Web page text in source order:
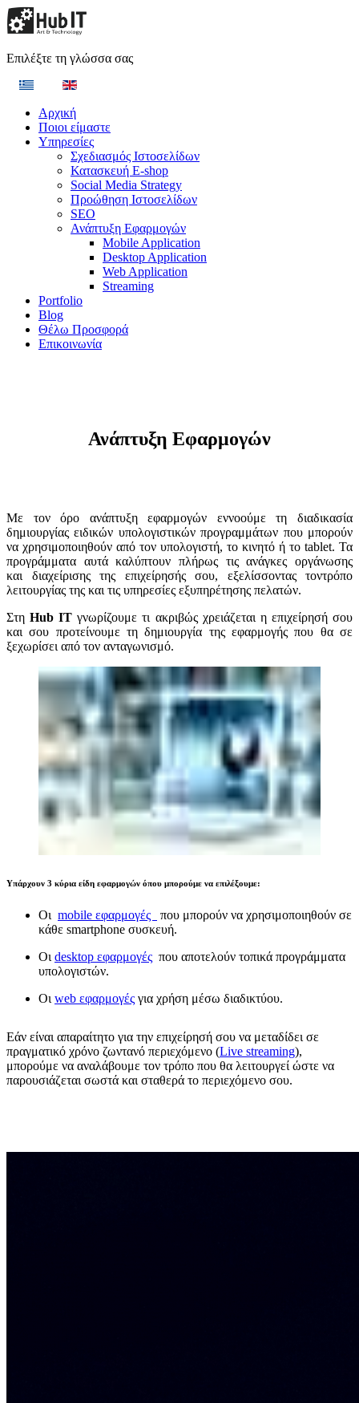
Επιλέξτε τη γλώσσα σας
Αρχική
Ποιοι είμαστε
Υπηρεσίες
Σχεδιασμός Ιστοσελίδων
Κατασκευή E-shop
Social Media Strategy
Προώθηση Ιστοσελίδων
SEO
Ανάπτυξη Εφαρμογών
Mobile Application
Desktop Application
Web Application
Streaming
Portfolio
Blog
Θέλω Προσφορά
Επικοινωνία
Ανάπτυξη Εφαρμογών
Με τον όρο ανάπτυξη εφαρμογών εννοούμε τη διαδικασία
δημιουργίας ειδικών υπολογιστικών προγραμμάτων που μπορούν
να χρησιμοποιηθούν από τον υπολογιστή, το κινητό ή το tablet. Τα
προγράμματα αυτά καλύπτουν πλήρως τις ανάγκες οργάνωσης
και διαχείρισης της επιχείρησής σου, εξελίσσοντας τοντρόπο
λειτουργίας της και τις υπηρεσίες εξυπηρέτησης πελατών.
ΣτηHub IT γνωρίζουμε τι ακριβώς χρειάζεται η επιχείρησή σου
και σου προτείνουμε τη δημιουργία της εφαρμογής που θα σε
ξεχωρίσει από τον ανταγωνισμό.
Υπάρχουν 3 κύρια είδη εφαρμογών όπου μπορούμε να επιλέξουμε:
Οι mobile εφαρμογές
που μπορούν να χρησιμοποιηθούν σε
κάθε smartphone συσκευή.
Οι desktop εφαρμογές που αποτελούν τοπικά προγράμματα
υπολογιστών.
Οι web εφαρμογές για χρήση μέσω διαδικτύου.
Εάν είναι απαραίτητο για την επιχείρησή σου να μεταδίδει σε
πραγματικό χρόνο ζωντανό περιεχόμενο (Live streaming),
μπορούμε να αναλάβουμε τον τρόπο που θα λειτουργεί ώστε να
παρουσιάζεται σωστά και σταθερά το περιεχόμενο σου.